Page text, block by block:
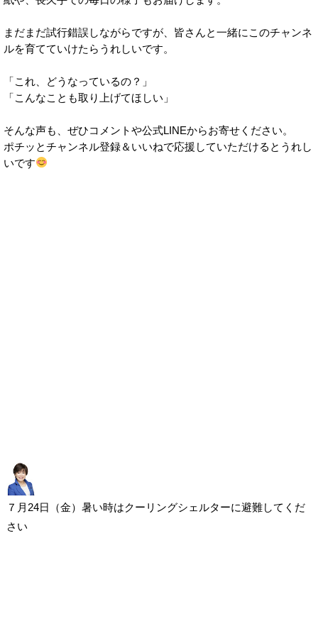
まだまだ試行錯誤しながらですが、皆さんと一緒にこのチャンネ
ルを育てていけたらうれしいです。
「これ、どうなっているの？」
「こんなことも取り上げてほしい」
そんな声も、ぜひコメントや公式LINEからお寄せください。
ポチッとチャンネル登録＆いいねで応援していただけるとうれし
いです
７月24日（金）暑い時はクーリングシェルターに避難してくだ
さい